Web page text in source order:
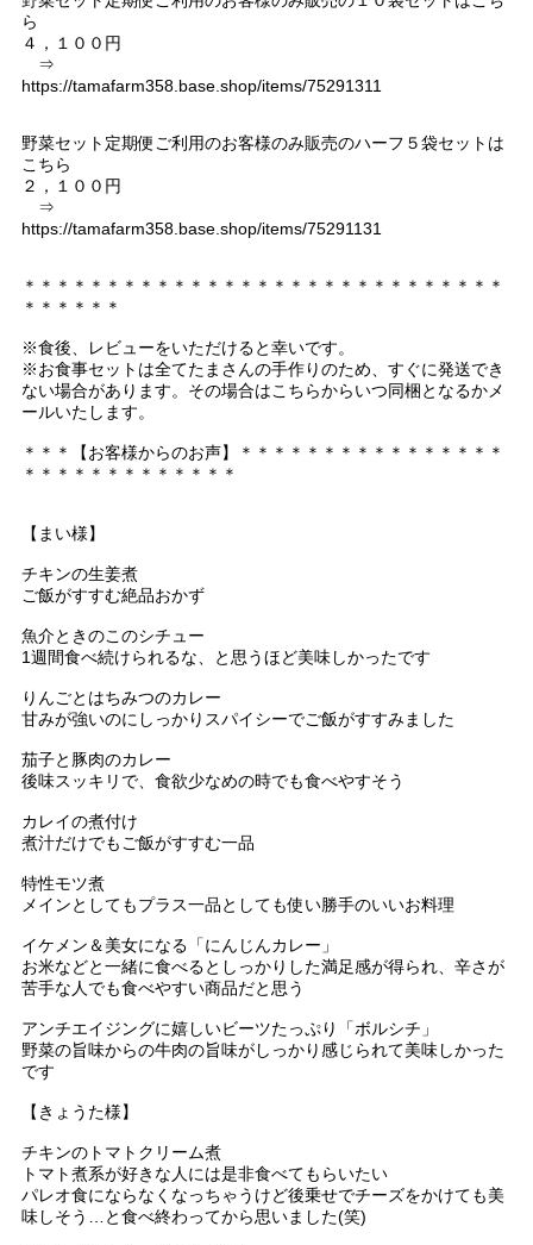
ら
４，１００円
⇒
https://tamafarm358.base.shop/items/75291311
野菜セット定期便ご利用のお客様のみ販売のハーフ５袋セットは
こちら
２，１００円
⇒
https://tamafarm358.base.shop/items/75291131
＊＊＊＊＊＊＊＊＊＊＊＊＊＊＊＊＊＊＊＊＊＊＊＊＊＊＊＊＊
＊＊＊＊＊＊
※食後、レビューをいただけると幸いです。
※お食事セットは全てたまさんの手作りのため、すぐに発送でき
ない場合があります。その場合はこちらからいつ同梱となるかメ
ールいたします。
＊＊＊【お客様からのお声】＊＊＊＊＊＊＊＊＊＊＊＊＊＊＊＊
＊＊＊＊＊＊＊＊＊＊＊＊＊
【まい様】
チキンの生姜煮
ご飯がすすむ絶品おかず
魚介ときのこのシチュー
1週間食べ続けられるな、と思うほど美味しかったです
りんごとはちみつのカレー
甘みが強いのにしっかりスパイシーでご飯がすすみました
茄子と豚肉のカレー
後味スッキリで、食欲少なめの時でも食べやすそう
カレイの煮付け
煮汁だけでもご飯がすすむ一品
特性モツ煮
メインとしてもプラス一品としても使い勝手のいいお料理
イケメン＆美女になる「にんじんカレー」
お米などと一緒に食べるとしっかりした満足感が得られ、辛さが
苦手な人でも食べやすい商品だと思う
アンチエイジングに嬉しいビーツたっぷり「ボルシチ」
野菜の旨味からの牛肉の旨味がしっかり感じられて美味しかった
です
【きょうた様】
チキンのトマトクリーム煮
トマト煮系が好きな人には是非食べてもらいたい
パレオ食にならなくなっちゃうけど後乗せでチーズをかけても美
味しそう…と食べ終わってから思いました(笑)